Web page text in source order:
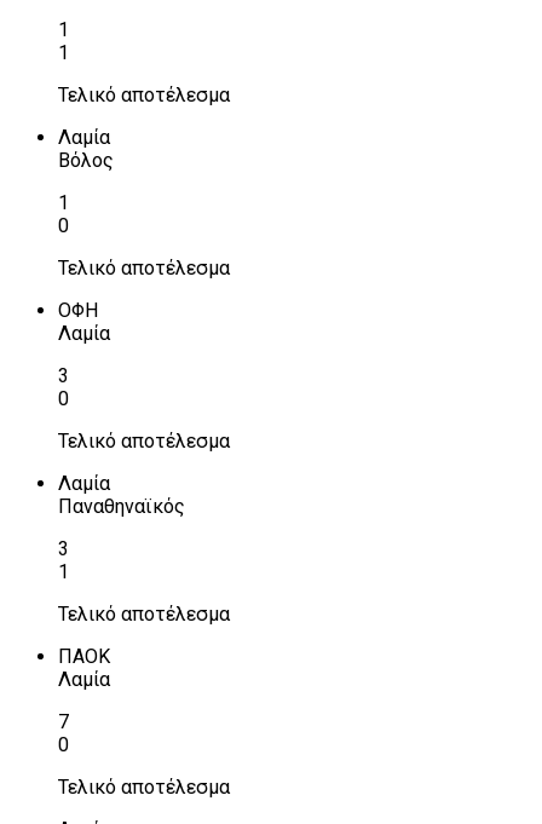
1
1
Τελικό αποτέλεσμα
Λαμία
Βόλος
1
0
Τελικό αποτέλεσμα
ΟΦΗ
Λαμία
3
0
Τελικό αποτέλεσμα
Λαμία
Παναθηναϊκός
3
1
Τελικό αποτέλεσμα
ΠΑΟΚ
Λαμία
7
0
Τελικό αποτέλεσμα